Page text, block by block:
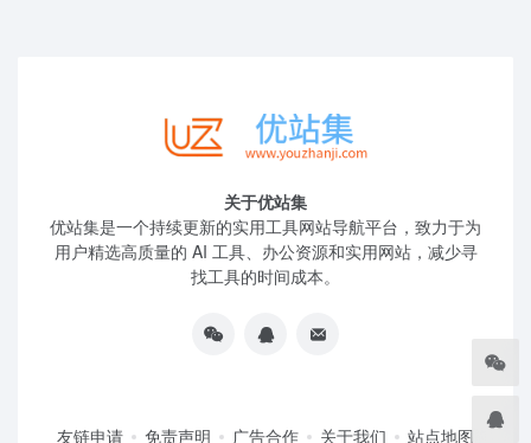
关于优站集
优站集是一个持续更新的实用工具网站导航平台，致力于为
用户精选高质量的 AI 工具、办公资源和实用网站，减少寻
找工具的时间成本。
友链申请 免责声明 广告合作 关于我们 站点地图